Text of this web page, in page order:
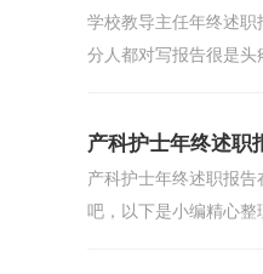
学校教导主任年终述
分人都对写报告很是
产科护士年终述职
产科护士年终述职报
吧，以下是小编精心